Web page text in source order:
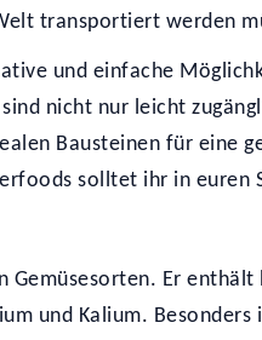
transportiert werden
und einfache
nicht nur leicht
Bausteinen für eine
solltet ihr in euren
Er enthält
und Kalium.